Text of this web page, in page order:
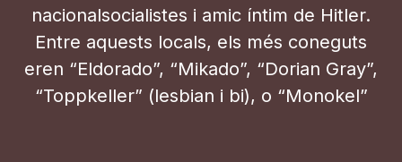
nacionalsocialistes i amic íntim de Hitler.
Entre aquests locals, els més coneguts
eren “Eldorado”, “Mikado”, “Dorian Gray”,
“Toppkeller” (lesbian i bi), o “Monokel”